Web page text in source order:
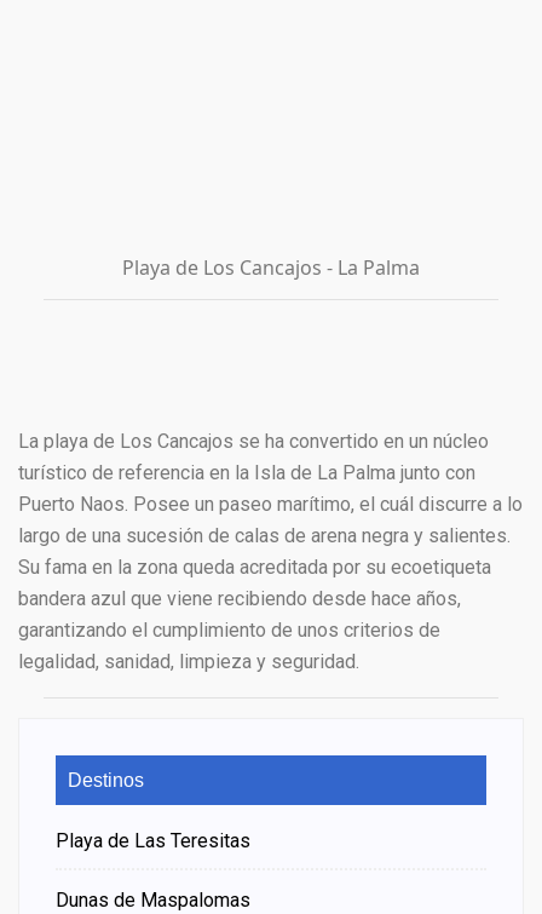
Playa de Los Cancajos - La Palma
La playa de Los Cancajos se ha convertido en un núcleo
turístico de referencia en la Isla de La Palma junto con
Puerto Naos. Posee un paseo marítimo, el cuál discurre a lo
largo de una sucesión de calas de arena negra y salientes.
Su fama en la zona queda acreditada por su ecoetiqueta
bandera azul que viene recibiendo desde hace años,
garantizando el cumplimiento de unos criterios de
legalidad, sanidad, limpieza y seguridad.
Destinos
Playa de Las Teresitas
Dunas de Maspalomas